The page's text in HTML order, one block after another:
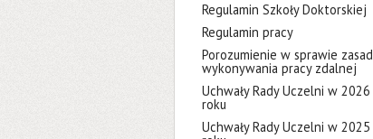
Regulamin Szkoły Doktorskiej
Regulamin pracy
Porozumienie w sprawie zasad
wykonywania pracy zdalnej
Uchwały Rady Uczelni w 2026
roku
Uchwały Rady Uczelni w 2025